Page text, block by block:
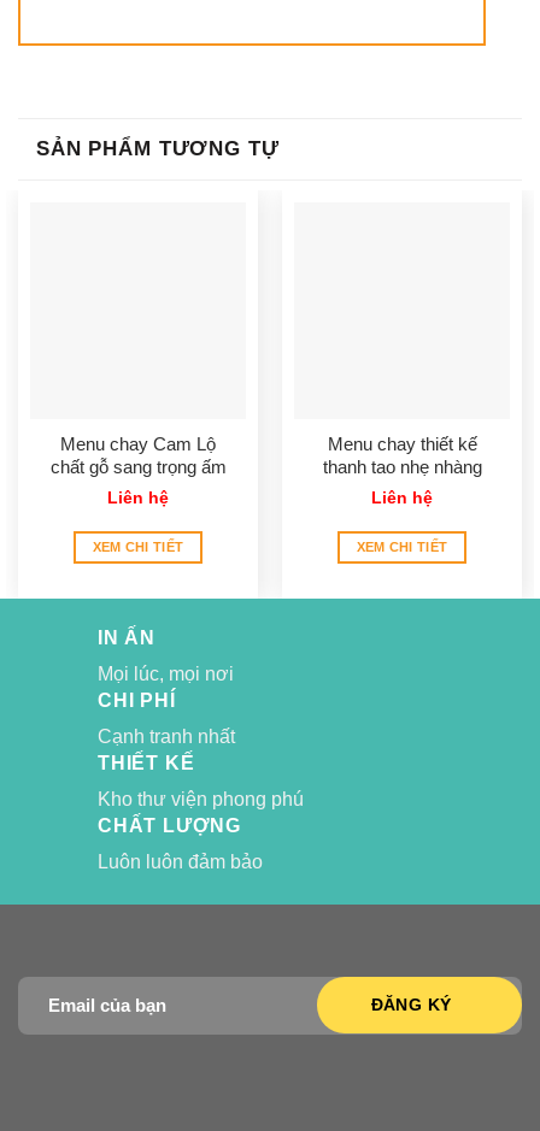
SẢN PHẨM TƯƠNG TỰ
Menu chay Cam Lộ
chất gỗ sang trọng ấm
áp
Liên hệ
XEM CHI TIẾT
Menu chay thiết kế
thanh tao nhẹ nhàng
Liên hệ
XEM CHI TIẾT
IN ẤN
Mọi lúc, mọi nơi
CHI PHÍ
Cạnh tranh nhất
THIẾT KẾ
Kho thư viện phong phú
CHẤT LƯỢNG
Luôn luôn đảm bảo